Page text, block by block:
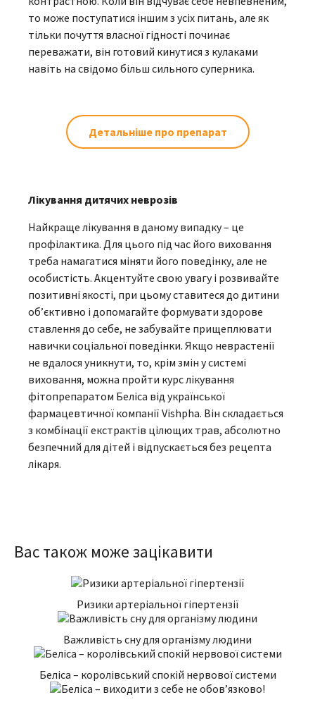
то може поступатися іншим з усіх питань, але як
тільки почуття власної гідності починає
переважати, він готовий кинутися з кулаками
навіть на свідомо більш сильного суперника.
Детальніше про препарат
Лікування дитячих неврозів
Найкраще лікування в даному випадку – це
профілактика. Для цього під час його виховання
треба намагатися міняти його поведінку, але не
особистість. Акцентуйте свою увагу і розвивайте
позитивні якості, при цьому ставитеся до дитини
об’єктивно і допомагайте формувати здорове
ставлення до себе, не забувайте прищеплювати
навички соціальної поведінки. Якщо неврастенії
не вдалося уникнути, то, крім змін у системі
виховання, можна пройти курс лікування
фітопрепаратом Беліса від української
фармацевтичної компанії Vishpha. Він складається
з комбінації екстрактів цілющих трав, абсолютно
безпечний для дітей і відпускається без рецепта
лікаря.
Вас також може зацікавити
Ризики артеріальної гіпертензії
Важливість сну для організму людини
Беліса – королівський спокій нервової системи